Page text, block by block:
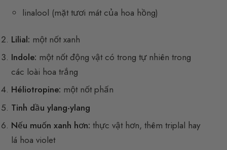
linalool (mặt tươi mát của hoa hồng)
Lilial: một nốt xanh
Indole: một nốt động vật có trong tự nhiên trong
các loài hoa trắng
Héliotropine: một nốt phấn
Tinh dầu ylang-ylang
Nếu muốn xanh hơn: thực vật hơn, thêm triplal hay
lá hoa violet